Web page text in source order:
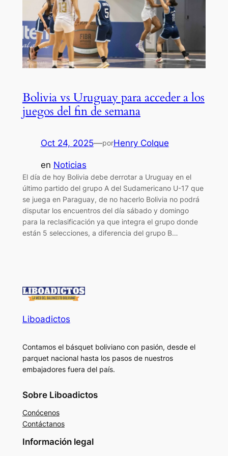
Bolivia vs Uruguay para acceder a los
juegos del fin de semana
Oct 24, 2025—porHenry Colque
en Noticias
El día de hoy Bolivia debe derrotar a Uruguay en el
último partido del grupo A del Sudamericano U-17 que
se juega en Paraguay, de no hacerlo Bolivia no podrá
disputar los encuentros del día sábado y domingo
para la reclasificación ya que integra el grupo donde
están 5 selecciones, a diferencia del grupo B…
Liboadictos
Contamos el básquet boliviano con pasión, desde el
parquet nacional hasta los pasos de nuestros
embajadores fuera del país.
Sobre Liboadictos
Conócenos
Contáctanos
Información legal